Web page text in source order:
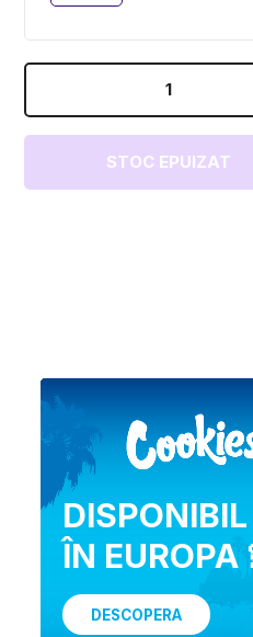
1
STOC EPUIZAT
DISPONIBIL
ÎN EUROPA
DESCOPERA